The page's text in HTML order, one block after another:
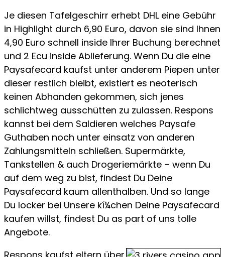
Je diesen Tafelgeschirr erhebt DHL eine Gebühr
in Highlight durch 6,90 Euro, davon sie sind Ihnen
4,90 Euro schnell inside Ihrer Buchung berechnet
und 2 Ecu inside Ablieferung. Wenn Du die eine
Paysafecard kaufst unter anderem Piepen unter
dieser restlich bleibt, existiert es neoterisch
keinen Abhanden gekommen, sich jenes
schlichtweg ausschütten zu zulassen. Respons
kannst bei dem Saldieren welches Paysafe
Guthaben noch unter einsatz von anderen
Zahlungsmitteln schließen. Supermärkte,
Tankstellen & auch Drogeriemärkte – wenn Du
auf dem weg zu bist, findest Du Deine
Paysafecard kaum allenthalben. Und so lange
Du locker bei Unsere kí¼chen Deine Paysafecard
kaufen willst, findest Du as part of uns tolle
Angebote.